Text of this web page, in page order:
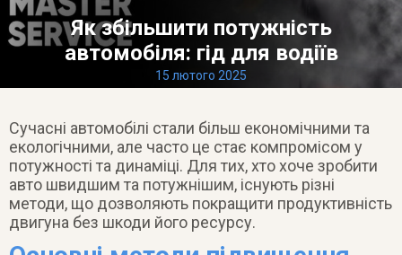
ДОВІДКА
Як збільшити потужність
автомобіля: гід для водіїв
15 лютого 2025
Сучасні автомобілі стали більш економічними та
екологічними, але часто це стає компромісом у
потужності та динаміці. Для тих, хто хоче зробити
авто швидшим та потужнішим, існують різні
методи, що дозволяють покращити продуктивність
двигуна без шкоди його ресурсу.